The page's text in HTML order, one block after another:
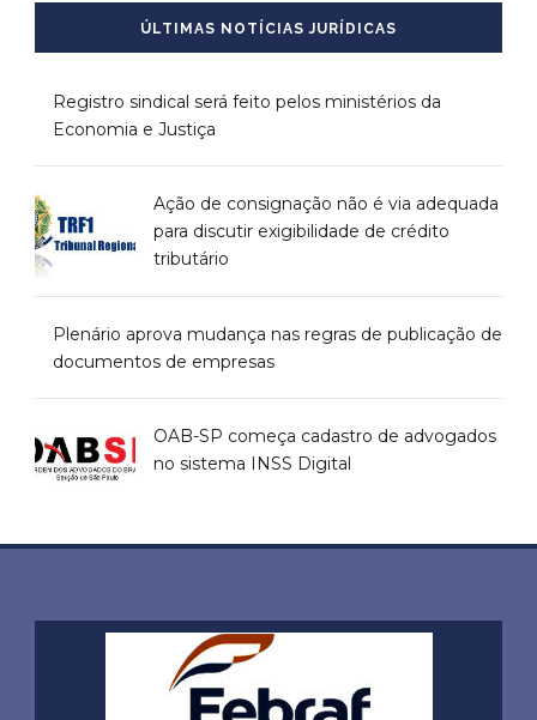
ÚLTIMAS NOTÍCIAS JURÍDICAS
Registro sindical será feito pelos ministérios da
Economia e Justiça
Ação de consignação não é via adequada
para discutir exigibilidade de crédito
tributário
Plenário aprova mudança nas regras de publicação de
documentos de empresas
OAB-SP começa cadastro de advogados
no sistema INSS Digital